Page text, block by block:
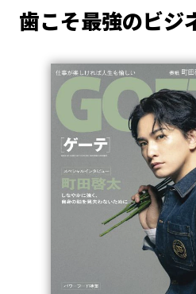
歯こそ最強のビジ